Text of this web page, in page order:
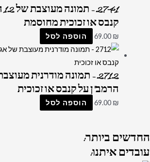
קנבס או זכוכית מחוסמת
69.00 ₪ הוספה לסל
2712 – תמונה מודרנית
הרמב"ן על קנבס או זכוכית
69.00 ₪ הוספה לסל
החדשיםביותר:
עובדיםאיתנו: